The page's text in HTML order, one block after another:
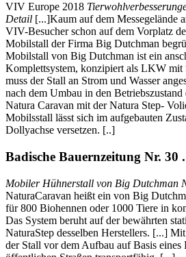
VIV Europe 2018
Detail [...]Kaum auf dem Messegelände
VIV-Besucher schon auf dem Vorplatz
Mobilstall der Firma Big Dutchman
Mobilstall von Big Dutchman ist ein
Komplettsystem, konzipiert als LKW mit
muss der Stall an Strom und Wasser
nach dem Umbau in den
Natura Caravan mit der Natura Step-
Mobilsstall lässt sich im aufgebauten
Dollyachse versetzen. [..]
Badische Bauernzeitung Nr. 30
Mobiler Hühnerstall von Big Dutchman
NaturaCaravan heißt ein von Big
für 800 Biohennen oder 1000 Tiere in
Das System beruht auf der bewährten
NaturaStep desselben Herstellers. [...]
der Stall vor dem Aufbau auf Basis